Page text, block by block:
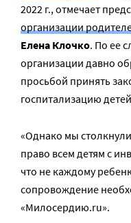
2022 г., отмечает
организации
Елена Клочко. По ее
организации давно
просьбой принять
госпитализацию
«Однако мы
право всем детям с
что не каждому
сопровождение
«Милосердию.ru».